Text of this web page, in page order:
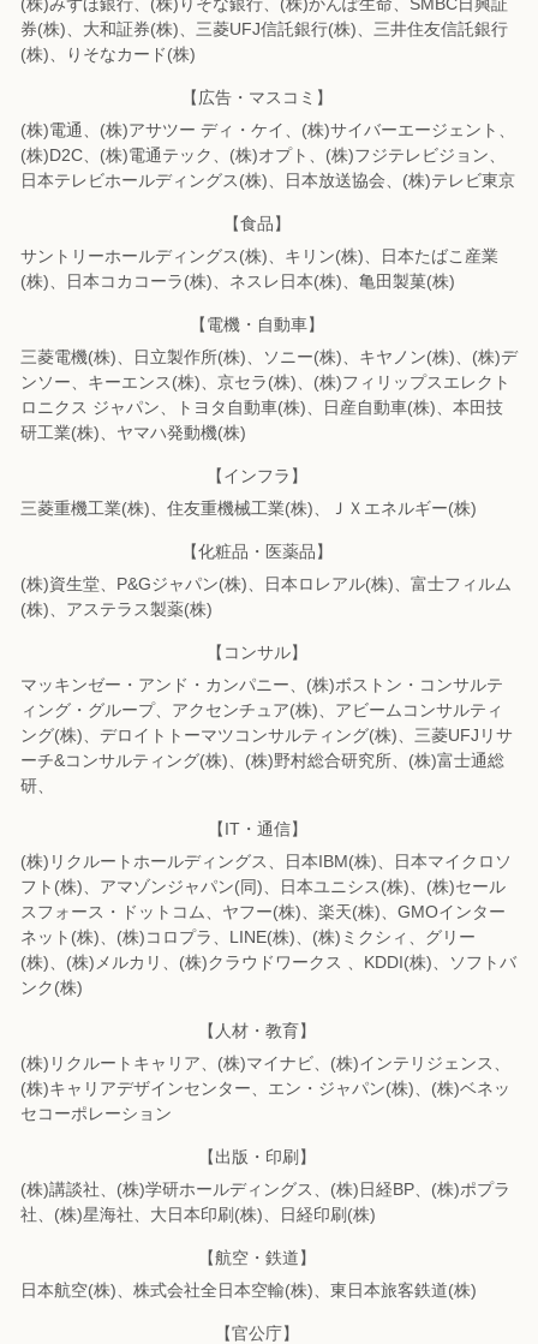
券(株)、 大和証券(株)、三菱UFJ信託銀行(株)、三井住友信託銀行
(株)、りそなカード(株)
【広告・マスコミ】
(株)電通、(株)アサツー ディ・ケイ、(株)サイバーエージェント、
(株)D2C、 (株)電通テック、(株)オプト、(株)フジテレビジョン、
日本テレビホールディングス(株)、
日本放送協会、(株)テレビ東京
【食品】
サントリーホールディングス(株)、キリン(株)、日本たばこ産業
(株)、
日本コカコーラ(株)、ネスレ日本(株)、亀田製菓(株)
【電機・自動車】
三菱電機(株)、日立製作所(株)、ソニー(株)、キヤノン(株)、(株)デ
ンソー、 キーエンス(株)、京セラ(株)、(株)フィリップスエレクト
ロニクス ジャパン、
トヨタ自動車(株)、日産自動車(株)、本田技
研工業(株)、ヤマハ発動機(株)
【インフラ】
三菱重機工業(株)、住友重機械工業(株)、ＪＸエネルギー(株)
【化粧品・医薬品】
(株)資生堂、P&Gジャパン(株)、日本ロレアル(株)、富士フィルム
(株)、 アステラス製薬(株)
【コンサル】
マッキンゼー・アンド・カンパニー、(株)ボストン・コンサルテ
ィング・グループ、 アクセンチュア(株)、アビームコンサルティ
ング(株)、 デロイトトーマツコンサルティング(株)、三菱UFJリサ
ーチ&コンサルティング(株)、 (株)野村総合研究所、(株)富士通総
研、
【IT・通信】
(株)リクルートホールディングス、日本IBM(株)、日本マイクロソ
フト(株)、 アマゾンジャパン(同)、日本ユニシス(株)、(株)セール
スフォース・ドットコム、 ヤフー(株)、楽天(株)、GMOインター
ネット(株)、(株)コロプラ、LINE(株)、 (株)ミクシィ、グリー
(株)、(株)メルカリ、(株)クラウドワークス 、KDDI(株)、
ソフトバ
ンク(株)
【人材・教育】
(株)リクルートキャリア、(株)マイナビ、(株)インテリジェンス、
(株)キャリアデザインセンター、エン・ジャパン(株)、(株)ベネッ
セコーポレーション
【出版・印刷】
(株)講談社、(株)学研ホールディングス、(株)日経BP、(株)ポプラ
社、(株)星海社、 大日本印刷(株)、日経印刷(株)
【航空・鉄道】
日本航空(株)、株式会社全日本空輸(株)、東日本旅客鉄道(株)
【官公庁】